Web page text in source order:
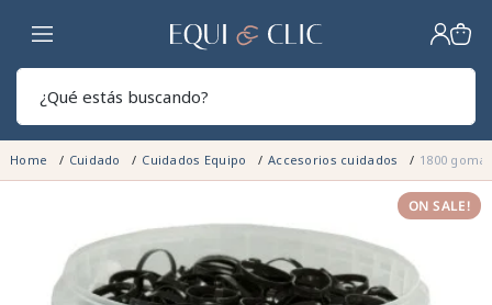
Hogar
Home Cuidado Cuidados Equipo Accesorios cuidados 1800
ON SALE!